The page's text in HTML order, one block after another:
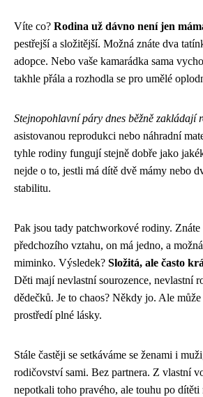
Víte co? Rodina už dávno není jen
pestřejší a složitější. Možná znáte dva
adopce. Nebo vaše kamarádka sama
takhle přála a rozhodla se pro umělé
Stejnopohlavní páry dnes běžně zakládají
asistovanou reprodukci nebo náhradní
tyhle rodiny fungují stejně dobře jako
nejde o to, jestli má dítě dvě mámy nebo
stabilitu.
Pak jsou tady patchworkové rodiny.
předchozího vztahu, on má jedno, a
miminko. Výsledek? Složitá, ale často
Děti mají nevlastní sourozence, nevlastní
dědečků. Je to chaos? Někdy jo. Ale
prostředí plné lásky.
Stále častěji se setkáváme se ženami i
rodičovství sami. Bez partnera. Z vlastní
nepotkali toho pravého, ale touhu po